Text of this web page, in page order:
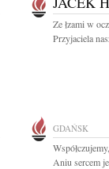
Ze łzami w
Przyjaciela
GDAŃSK
Aniu sercem